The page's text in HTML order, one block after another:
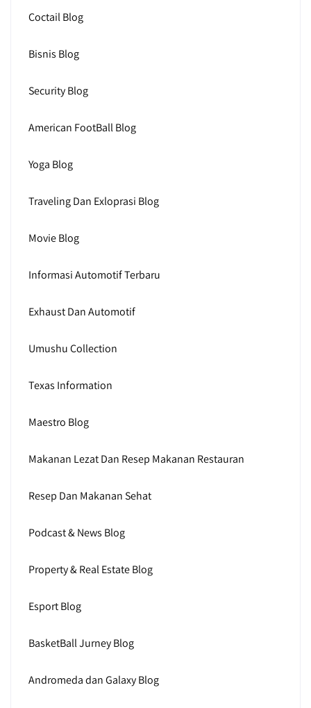
Coctail Blog
Bisnis Blog
Security Blog
American FootBall Blog
Yoga Blog
Traveling Dan Exloprasi Blog
Movie Blog
Informasi Automotif Terbaru
Exhaust Dan Automotif
Umushu Collection
Texas Information
Maestro Blog
Makanan Lezat Dan Resep Makanan Restauran
Resep Dan Makanan Sehat
Podcast & News Blog
Property & Real Estate Blog
Esport Blog
BasketBall Jurney Blog
Andromeda dan Galaxy Blog